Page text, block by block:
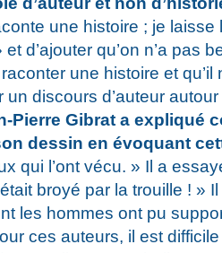
une histoire ; je
et d’ajouter qu’on n’a pas
une histoire et qu’il
un discours d’auteur
Pierre Gibrat a expliqué
dessin en évoquant
qui l’ont vécu. » Il a
broyé par la trouille ! »
les hommes ont pu
ces auteurs, il est